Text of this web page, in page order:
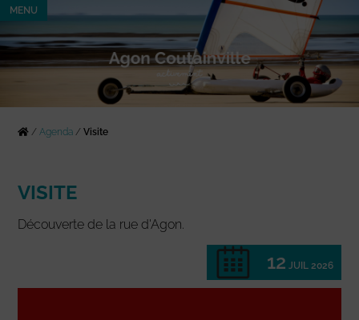
MENU
/Agenda /Visite
VISITE
Découverte de la rue d'Agon.
12 JUIL 2026